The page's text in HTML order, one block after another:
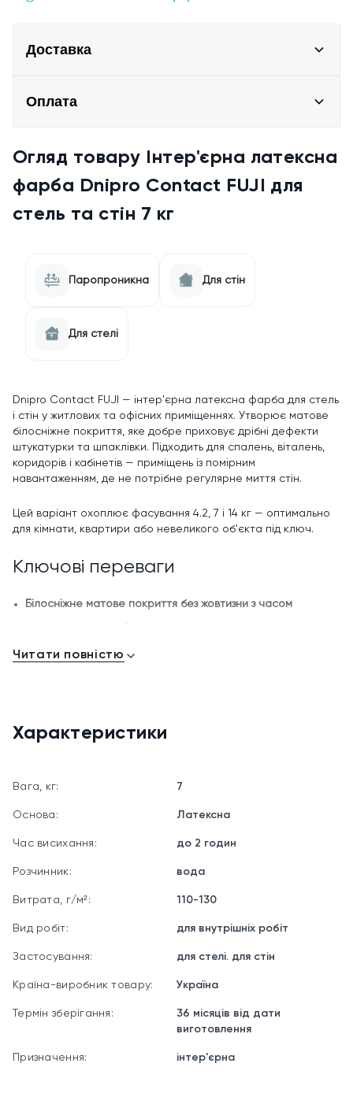
Доставка
Оплата
Огляд товару Інтер'єрна латексна
фарба Dnipro Contact FUJI для
стель та стін 7 кг
Паропроникна Для стін
Для стелі
Dnipro Contact FUJI — інтер'єрна латексна фарба для стель
і стін у житлових та офісних приміщеннях. Утворює матове
білосніжне покриття, яке добре приховує дрібні дефекти
штукатурки та шпаклівки. Підходить для спалень, віталень,
коридорів і кабінетів — приміщень із помірним
навантаженням, де не потрібне регулярне миття стін.
Цей варіант охоплює фасування 4.2, 7 і 14 кг — оптимально
для кімнати, квартири або невеликого об'єкта під ключ.
Ключові переваги
Білосніжне матове покриття без жовтизни з часом
гіпсокартону, цегли
Вироблено в Україні компанією Dnipro Contact
Для яких поверхонь
Гіпсокартон і гіпсоволокно
Цегляна кладка під фарбування
підготовки
Читати повністю
Характеристики
Вага, кг: 7
Основа: Латексна
Час висихання: до 2 годин
Розчинник: вода
Витрата, г/м²: 110-130
Вид робіт: для внутрішніх робіт
Застосування: для стелі. для стін
Країна-виробник товару: Україна
Термін зберігання:
36 місяців від дати
виготовлення
Призначення: інтер'єрна